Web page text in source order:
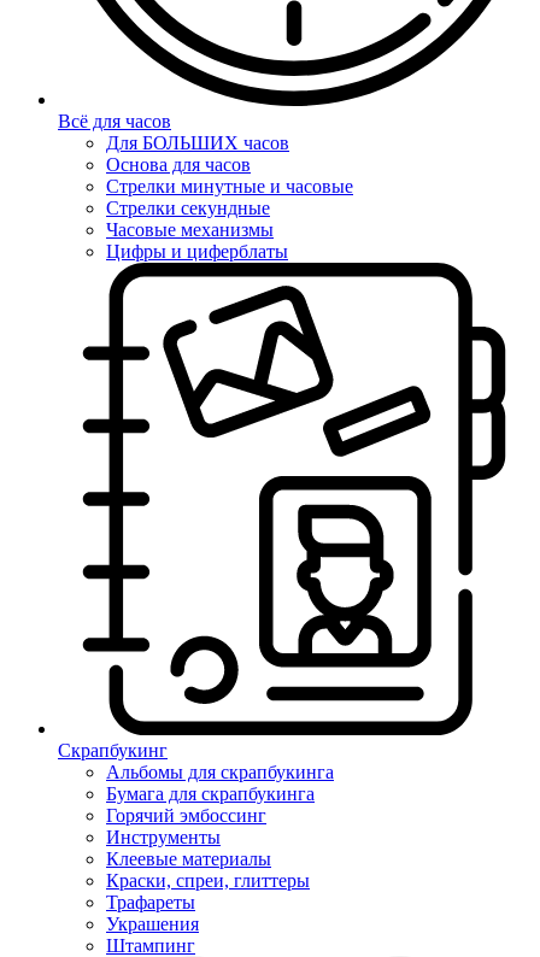
Всё для часов
Для БОЛЬШИХ часов
Основа для часов
Стрелки минутные и часовые
Стрелки секундные
Часовые механизмы
Цифры и циферблаты
Скрапбукинг
Альбомы для скрапбукинга
Бумага для скрапбукинга
Горячий эмбоссинг
Инструменты
Клеевые материалы
Краски, спреи, глиттеры
Трафареты
Украшения
Штампинг